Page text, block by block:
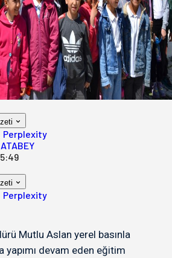
Perplexity
Perplexity
Mutlu Aslan yerel basınla
yapımı devam eden eğitim